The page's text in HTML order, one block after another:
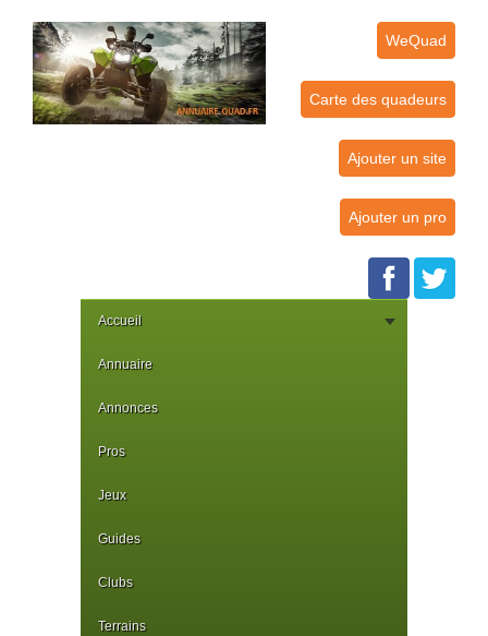
WeQuad
Carte des quadeurs
Ajouter un site
Ajouter un pro
Accueil
Annuaire
Annonces
Pros
Jeux
Guides
Clubs
Terrains